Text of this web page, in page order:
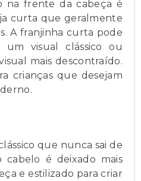
na frente da cabeça é
curta que geralmente
A franjinha curta pode
visual clássico ou
mais descontraído.
crianças que desejam
que nunca sai de
cabelo é deixado mais
e estilizado para criar